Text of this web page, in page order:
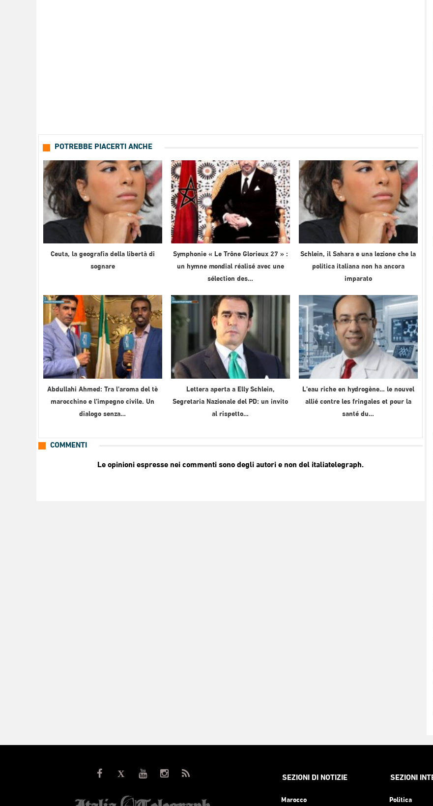
POTREBBE PIACERTI ANCHE
Ceuta, la geografia della libertà di
sognare
Symphonie « Le Trône Glorieux 27 » :
un hymne mondial réalisé avec une
sélection des…
Schlein, il Sahara e una lezione che la
politica italiana non ha ancora
imparato
Abdullahi Ahmed: Tra l’aroma del tè
marocchino e l’impegno civile. Un
dialogo senza…
Lettera aperta a Elly Schlein,
Segretaria Nazionale del PD: un invito
al rispetto…
L’eau riche en hydrogène… le nouvel
allié contre les fringales et pour la
santé du…
COMMENTI
Le opinioni espresse nei commenti sono degli autori e non del italiatelegraph.
SEZIONI DI NOTIZIE
Marocco
SEZIONI
Politica